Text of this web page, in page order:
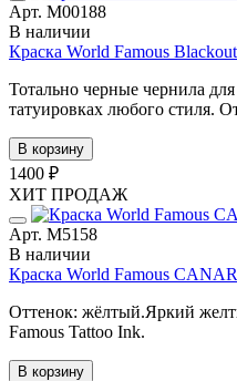
Арт. М00188
В наличии
Краска World Famous
Тотально черные чернила
татуировках любого стиля.
В корзину
1400 ₽
ХИТ ПРОДАЖ
Арт. М5158
В наличии
Краска World Famous
Оттенок: жёлтый.Яркий
Famous Tattoo Ink.
В корзину